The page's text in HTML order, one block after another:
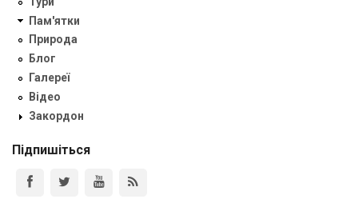
Пам'ятки
Природа
Блог
Галереї
Відео
Закордон
Підпишіться